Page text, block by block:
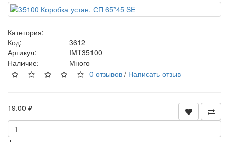
Категория:
Код:
3612
Артикул:
IMT35100
Наличие:
Много
0 отзывов / Написать отзыв
19.00 ₽